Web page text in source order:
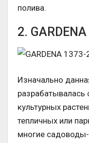
полива.
2.
Изначально
культурных
тепличных или
многие